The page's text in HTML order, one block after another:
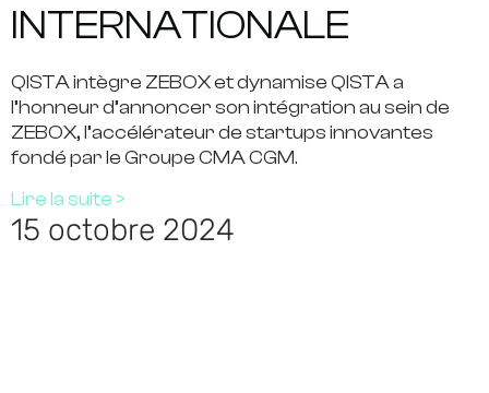
INTERNATIONALE
QISTA intègre ZEBOX et dynamise QISTA a
l’honneur d’annoncer son intégration au sein de
ZEBOX, l’accélérateur de startups innovantes
fondé par le Groupe CMA CGM.
Lire la suite >
15 octobre 2024